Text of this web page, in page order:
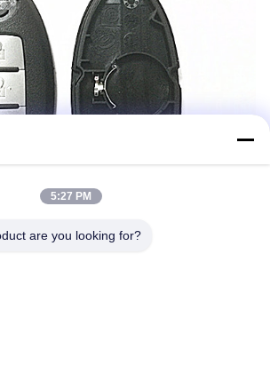
5:27 PM
are you looking for?